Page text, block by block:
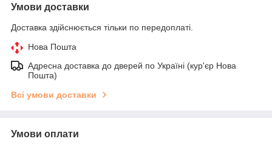
Умови доставки
Доставка здійснюється тільки по передоплаті.
Нова Пошта
Адресна доставка до дверей по Україні (кур'єр Нова
Пошта)
Всі умови доставки
Умови оплати